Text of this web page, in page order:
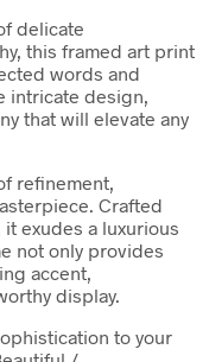
delicate
this framed art print
words and
intricate design,
that will elevate any
refinement,
Crafted
exudes a luxurious
not only provides
accent,
display.
to your